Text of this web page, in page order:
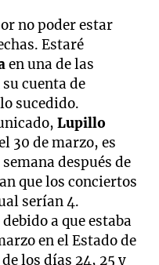
no poder estar
Estaré
en una de las
cuenta de
sucedido.
Lupillo
30 de marzo, es
después de
que los conciertos
serían 4.
a que estaba
en el Estado de
los días 24, 25 y